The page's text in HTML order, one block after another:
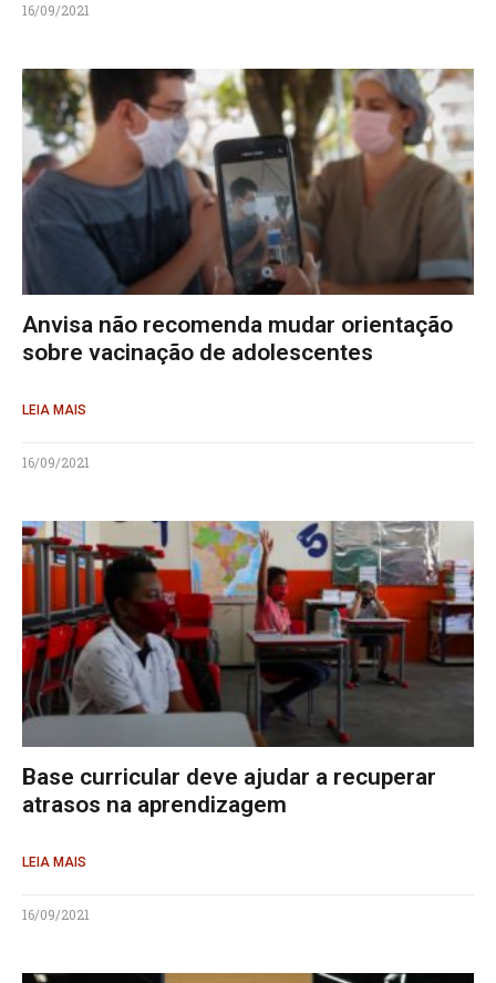
16/09/2021
Anvisa não recomenda mudar orientação
sobre vacinação de adolescentes
LEIA MAIS
16/09/2021
Base curricular deve ajudar a recuperar
atrasos na aprendizagem
LEIA MAIS
16/09/2021